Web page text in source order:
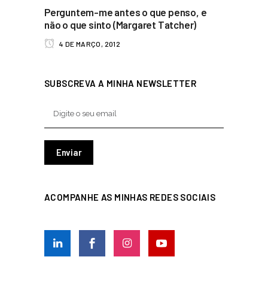
Perguntem-me antes o que penso, e
não o que sinto (Margaret Tatcher)
4 DE MARÇO, 2012
SUBSCREVA A MINHA NEWSLETTER
ACOMPANHE AS MINHAS REDES SOCIAIS